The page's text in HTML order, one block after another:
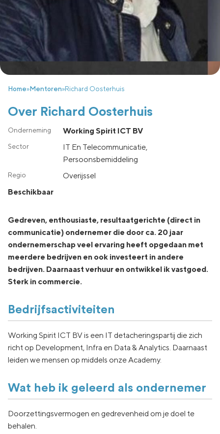
Home»Mentoren»Richard Oosterhuis
Over Richard Oosterhuis
Working Spirit ICT BV
IT En Telecommunicatie,
Persoonsbemiddeling
overijssel
Beschikbaar
Gedreven, enthousiaste, resultaatgerichte (direct in
communicatie) ondernemer die door ca. 20 jaar
ondernemerschap veel ervaring heeft opgedaan met
meerdere bedrijven en ook investeert in andere
bedrijven. Daarnaast verhuur en ontwikkel ik vastgoed.
Sterk in commercie.
Bedrijfsactiviteiten
Working Spirit ICT BV is een IT detacheringspartij die zich
richt op Development, Infra en Data & Analytics. Daarnaast
leiden we mensen op middels onze Academy.
Wat heb ik geleerd als ondernemer
Doorzettingsvermogen en gedrevenheid om je doel te
behalen.